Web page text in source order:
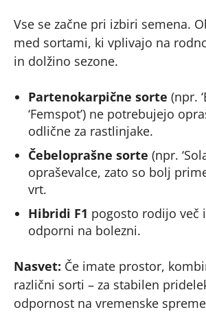
Vse se začne pri izbiri semena.
med sortami, ki vplivajo na
in dolžino sezone.
Partenokarpične sorte (npr.
‘Femspot’) ne potrebujejo
odlične za rastlinjake.
Čebeloprašne sorte (npr.
opraševalce, zato so bolj
vrt.
Hibridi F1 pogosto rodijo več
odporni na bolezni.
Nasvet: Če imate prostor,
različni sorti – za stabilen
odpornost na vremenske